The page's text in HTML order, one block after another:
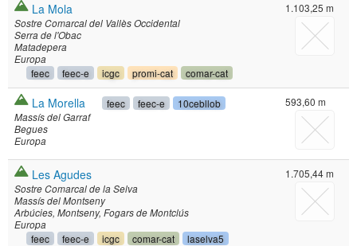
La Mola
Sostre Comarcal del Vallès Occidental
Serra de l'Obac
Matadepera
Europa
feec feec-e icgc promi-cat comar-cat
1.103,25 m
La Morella
Massís del Garraf
Begues
Europa
feec feec-e 10cebllob 593,60 m
Les Agudes
Sostre Comarcal de la Selva
Massís del Montseny
Arbúcies Montseny Fogars de Montclús
Europa
feec feec-e icgc comar-cat
laselva5
1.705,44 m